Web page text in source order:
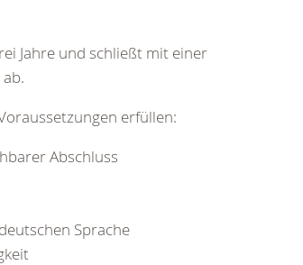
Jahre und schließt mit einer
erfüllen:
Abschluss
Sprache